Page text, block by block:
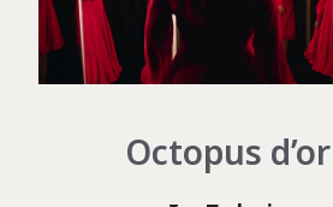
Octopus d’or